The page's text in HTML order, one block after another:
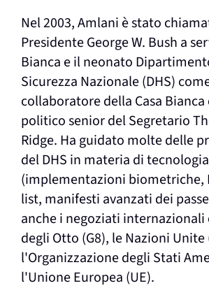
Nel 2003, Amlani è stato
Presidente George W. Bush a
Bianca e il neonato
Sicurezza Nazionale (DHS)
collaboratore della Casa
politico senior del Segretario
Ridge. Ha guidato molte delle
del DHS in materia di
(implementazioni biometriche,
list, manifesti avanzati dei
anche i negoziati internazionali
degli Otto (G8), le Nazioni Unite
l'Organizzazione degli Stati
l'Unione Europea (UE).